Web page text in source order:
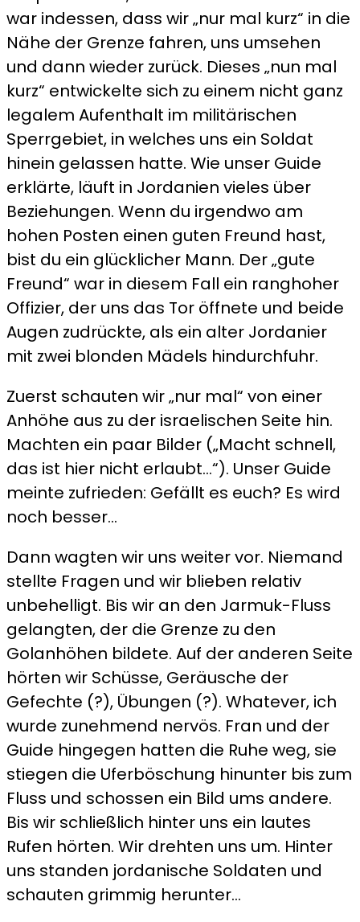
war indessen, dass wir „nur mal kurz“ in die
Nähe der Grenze fahren, uns umsehen
und dann wieder zurück. Dieses „nun mal
kurz“ entwickelte sich zu einem nicht ganz
legalem Aufenthalt im militärischen
Sperrgebiet, in welches uns ein Soldat
hinein gelassen hatte. Wie unser Guide
erklärte, läuft in Jordanien vieles über
Beziehungen. Wenn du irgendwo am
hohen Posten einen guten Freund hast,
bist du ein glücklicher Mann. Der „gute
Freund“ war in diesem Fall ein ranghoher
Offizier, der uns das Tor öffnete und beide
Augen zudrückte, als ein alter Jordanier
mit zwei blonden Mädels hindurchfuhr.
Zuerst schauten wir „nur mal“ von einer
Anhöhe aus zu der israelischen Seite hin.
Machten ein paar Bilder („Macht schnell,
das ist hier nicht erlaubt…“). Unser Guide
meinte zufrieden: Gefällt es euch? Es wird
noch besser…
Dann wagten wir uns weiter vor. Niemand
stellte Fragen und wir blieben relativ
unbehelligt. Bis wir an den Jarmuk-Fluss
gelangten, der die Grenze zu den
Golanhöhen bildete. Auf der anderen Seite
hörten wir Schüsse, Geräusche der
Gefechte (?), Übungen (?). Whatever, ich
wurde zunehmend nervös. Fran und der
Guide hingegen hatten die Ruhe weg, sie
stiegen die Uferböschung hinunter bis zum
Fluss und schossen ein Bild ums andere.
Bis wir schließlich hinter uns ein lautes
Rufen hörten. Wir drehten uns um. Hinter
uns standen jordanische Soldaten und
schauten grimmig herunter…